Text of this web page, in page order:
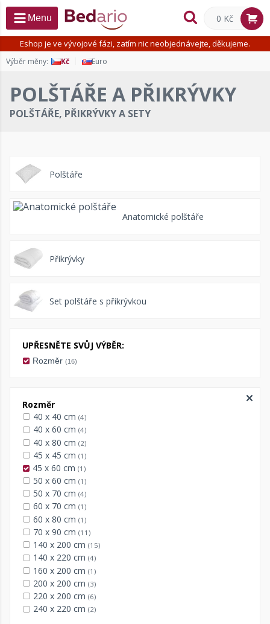
Eshop je ve vývojové fázi, zatím nic neobjednávejte, děkujeme.
Výběr měny: Kč Euro
Menu 0 Kč
POLŠTÁŘE A PŘIKRÝVKY
POLŠTÁŘE, PŘIKRÝVKY A SETY
Polštáře
Anatomické polštáře
Přikrývky
Set polštáře s přikrývkou
UPŘESNĚTE SVŮJ VÝBĚR:
Rozměr (16)
Rozměr
40 x 40 cm (4)
40 x 60 cm (4)
40 x 80 cm (2)
45 x 45 cm (1)
45 x 60 cm (1)
50 x 60 cm (1)
50 x 70 cm (4)
60 x 70 cm (1)
60 x 80 cm (1)
70 x 90 cm (11)
140 x 200 cm (15)
140 x 220 cm (4)
160 x 200 cm (1)
200 x 200 cm (3)
220 x 200 cm (6)
240 x 220 cm (2)